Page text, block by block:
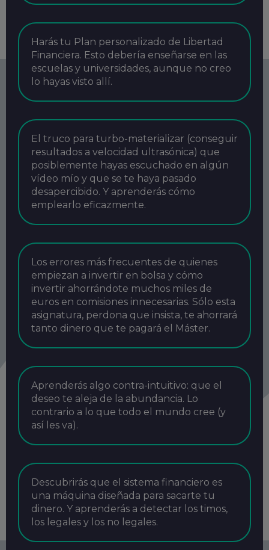
Harás tu Plan personalizado de Libertad
Financiera. Esto debería enseñarse en las
escuelas y universidades, aunque no creo
lo hayas visto allí.
El truco para turbo-materializar (conseguir
resultados a velocidad ultrasónica) que
posiblemente hayas escuchado en algún
vídeo mío y que se te haya pasado
desapercibido. Y aprenderás cómo
emplearlo eficazmente.
Los errores más frecuentes de quienes
empiezan a invertir en bolsa y cómo
invertir ahorrándote muchos miles de
euros en comisiones innecesarias. Sólo esta
asignatura, perdona que insista, te ahorrará
tanto dinero que te pagará el Máster.
Aprenderás algo contra-intuitivo: que el
deseo te aleja de la abundancia. Lo
contrario a lo que todo el mundo cree (y
así les va).
Descubrirás que el sistema financiero es
una máquina diseñada para sacarte tu
dinero. Y aprenderás a detectar los timos,
los legales y los no legales.